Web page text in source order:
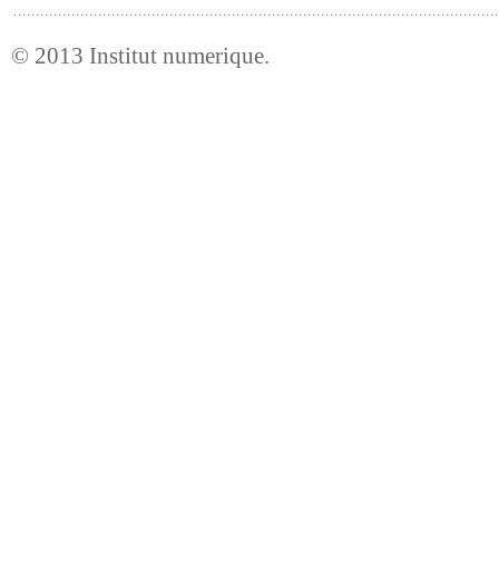
© 2013 Institut numerique.